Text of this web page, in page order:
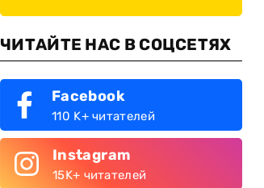
ЧИТАЙТЕ НАС В СОЦСЕТЯХ
Facebook
110 K+ читателей
Instagram
15K+ читателей